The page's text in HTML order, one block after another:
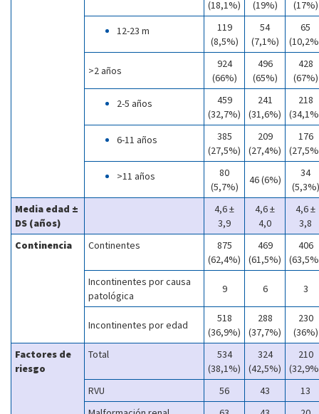
(18,1%)
(19%)
(17%)
12-23 m
119
(8,5%)
54
(7,1%)
65
>2 años
924
(66%)
496
(65%)
428
(67%)
2-5 años
459
(32,7%)
241
(31,6%)
218
6-11 años
385
(27,5%)
209
(27,4%)
176
>11 años
80
(5,7%)
46 (6%)
34
(5,3%)
Media edad ±
DS (años)
4,6 ±
3,9
4,6 ±
4,0
4,6 ±
3,8
Continencia
Continentes
875
(62,4%)
469
(61,5%)
406
Incontinentes por causa
patológica
9 6 3
Incontinentes por edad
518
(36,9%)
288
(37,7%)
230
(36%)
Factores de
riesgo
Total
534
(38,1%)
324
(42,5%)
210
RVU
56 43
13